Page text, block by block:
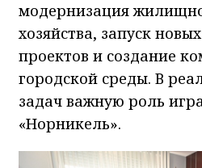
модернизация
хозяйства, запуск
проектов и создание
городской среды. В
задач важную роль
«Норникель».